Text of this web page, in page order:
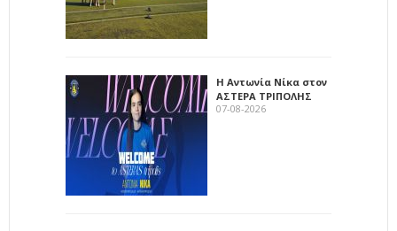
Η Αντωνία Νίκα στον
ΑΣΤΕΡΑ ΤΡΙΠΟΛΗΣ
07-08-2026